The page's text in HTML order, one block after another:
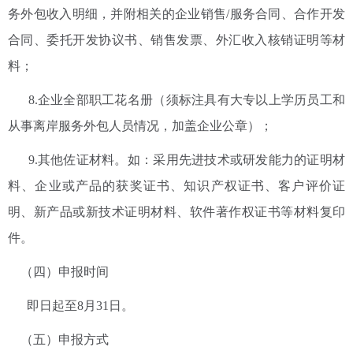
务外包收入明细，并附相关的企业销售/服务合同、合作开发
合同、委托开发协议书、销售发票、外汇收入核销证明等材
料；
8.企业全部职工花名册（须标注具有大专以上学历员工和
从事离岸服务外包人员情况，加盖企业公章）；
9.其他佐证材料。如：采用先进技术或研发能力的证明材
料、企业或产品的获奖证书、知识产权证书、客户评价证
明、新产品或新技术证明材料、软件著作权证书等材料复印
件。
（四）申报时间
即日起至8月31日。
（五）申报方式